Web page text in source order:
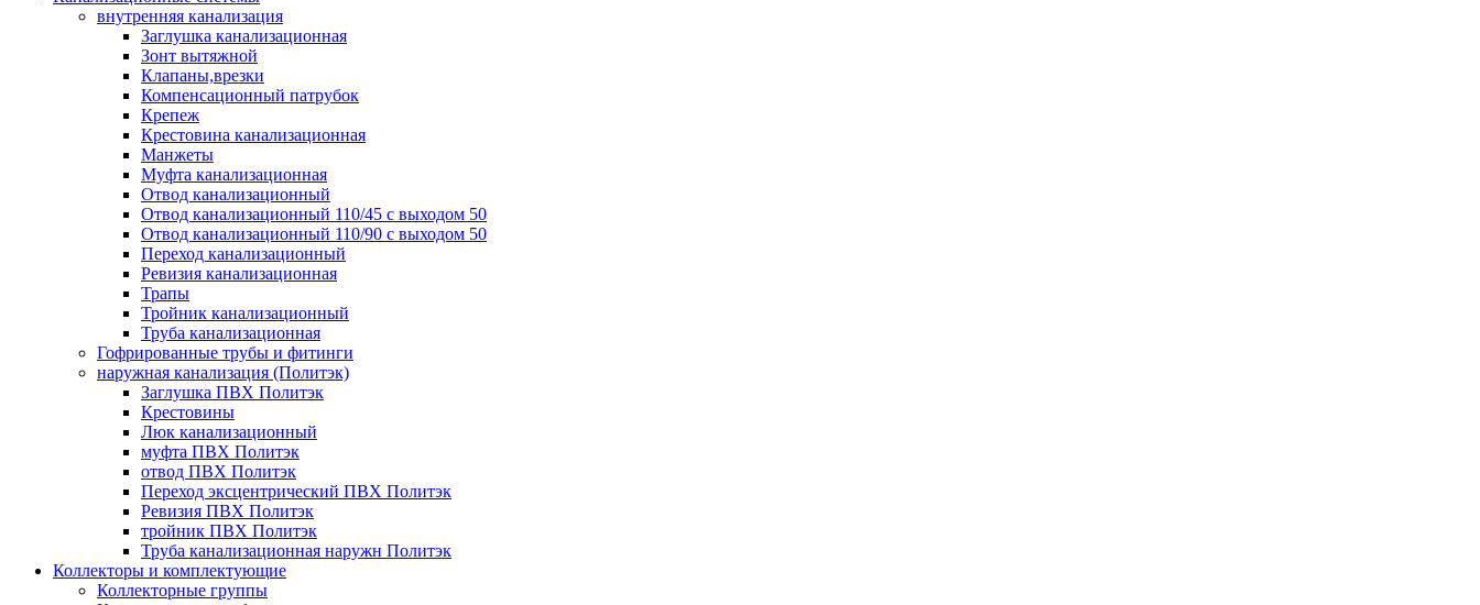
внутренняя канализация
Заглушка канализационная
Зонт вытяжной
Клапаны,врезки
Компенсационный патрубок
Крепеж
Крестовина канализационная
Манжеты
Муфта канализационная
Отвод канализационный
Отвод канализационный 110/45 с выходом 50
Отвод канализационный 110/90 с выходом 50
Переход канализационный
Ревизия канализационная
Трапы
Тройник канализационный
Труба канализационная
Гофрированные трубы и фитинги
наружная канализация (Политэк)
Заглушка ПВХ Политэк
Крестовины
Люк канализационный
муфта ПВХ Политэк
отвод ПВХ Политэк
Переход эксцентрический ПВХ Политэк
Ревизия ПВХ Политэк
тройник ПВХ Политэк
Труба канализационная наружн Политэк
Коллекторы и комплектующие
Коллекторные группы